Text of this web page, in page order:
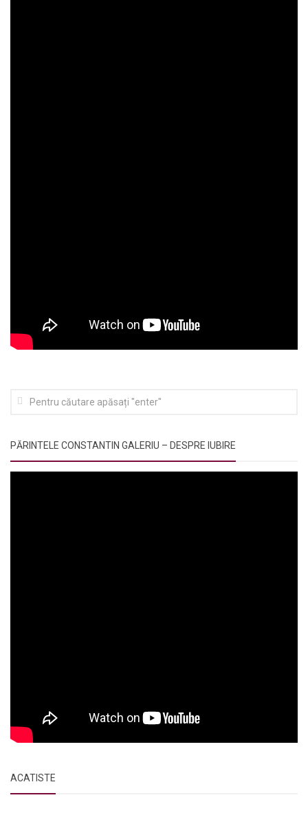
PĂRINTELE CONSTANTIN GALERIU – DESPRE IUBIRE
ACATISTE